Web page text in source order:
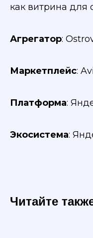
как витрина для
Агрегатор:
Маркетплейс:
Платформа:
Экосистема:
Читайте